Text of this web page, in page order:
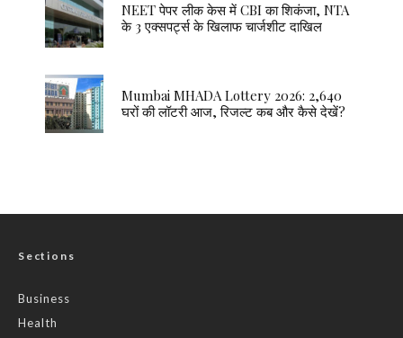
NEET पेपर लीक केस में CBI का शिकंजा, NTA
के 3 एक्सपर्ट्स के खिलाफ चार्जशीट दाखिल
Mumbai MHADA Lottery 2026: 2,640
घरों की लॉटरी आज, रिजल्ट कब और कैसे देखें?
Sections
Business
Health